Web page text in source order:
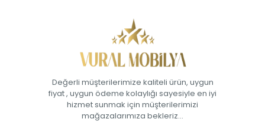
Değerli müşterilerimize kaliteli ürün, uygun
fiyat , uygun ödeme kolaylığı sayesiyle en iyi
hizmet sunmak için müşterilerimizi
mağazalarımıza bekleriz...